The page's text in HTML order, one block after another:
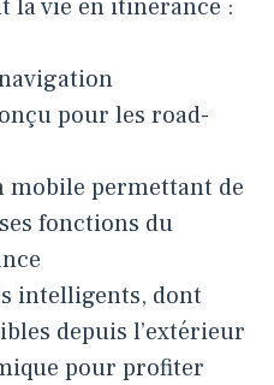
la vie en itinérance :
pour les road-
mobile permettant de
fonctions du
intelligents, dont
depuis l’extérieur
pour profiter